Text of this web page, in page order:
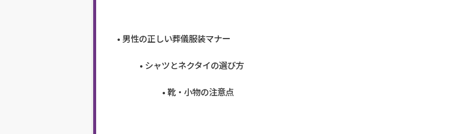
男性の正しい葬儀服装マナー
シャツとネクタイの選び方
靴・小物の注意点